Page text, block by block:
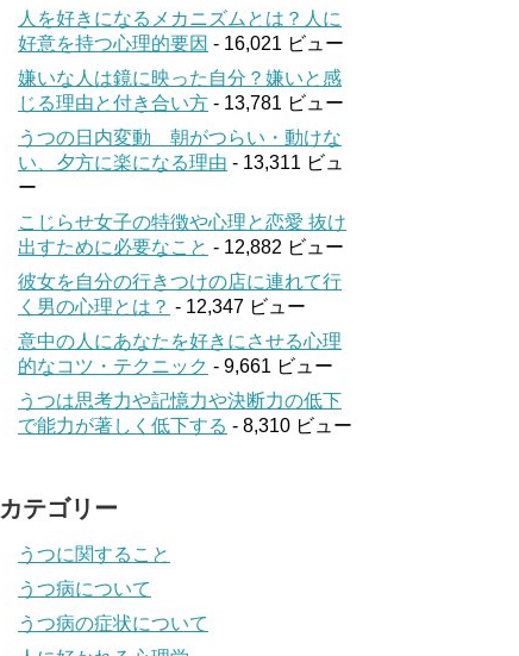
人を好きになるメカニズムとは？人に
好意を持つ心理的要因 - 16,021 ビュー
嫌いな人は鏡に映った自分？嫌いと感
じる理由と付き合い方 - 13,781 ビュー
うつの日内変動 朝がつらい・動けな
い、夕方に楽になる理由 - 13,311 ビュ
ー
こじらせ女子の特徴や心理と恋愛 抜け
出すために必要なこと - 12,882 ビュー
彼女を自分の行きつけの店に連れて行
く男の心理とは？ - 12,347 ビュー
意中の人にあなたを好きにさせる心理
的なコツ・テクニック - 9,661 ビュー
うつは思考力や記憶力や決断力の低下
で能力が著しく低下する - 8,310 ビュー
カテゴリー
うつに関すること
うつ病について
うつ病の症状について